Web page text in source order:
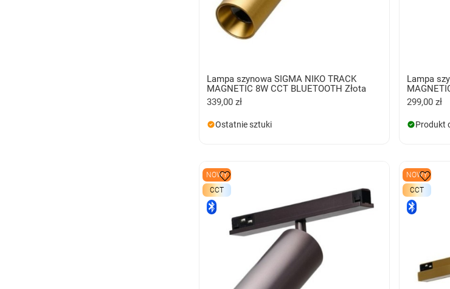
Lampa szynowa SIGMA NIKO TRACK
MAGNETIC 8W CCT BLUETOOTH Złota
339,00 zł
Ostatnie sztuki
Lampa
299,00 zł
Produkt
NOWY
CCT
NOWY
CCT